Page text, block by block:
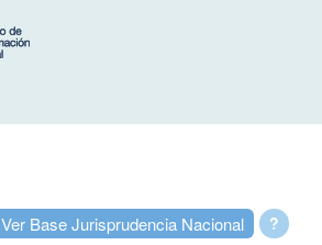
?
Ver Base Jurisprudencia Nacional